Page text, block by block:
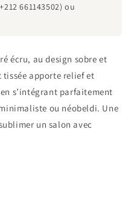
661143502) ou
écru, au design sobre et
apporte relief et
s’intégrant parfaitement
ou néobeldi. Une
un salon avec